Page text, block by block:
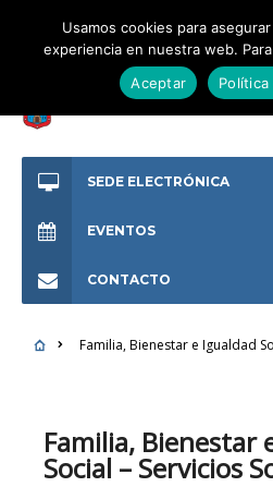
SEDE ELECTRÓNICA
EVENTOS
CONTACTO
Familia, Bienestar e Igualdad
Familia, Bienestar
Social – Servicios
Usamos cookies para
experiencia en nuestra web.
Aceptar